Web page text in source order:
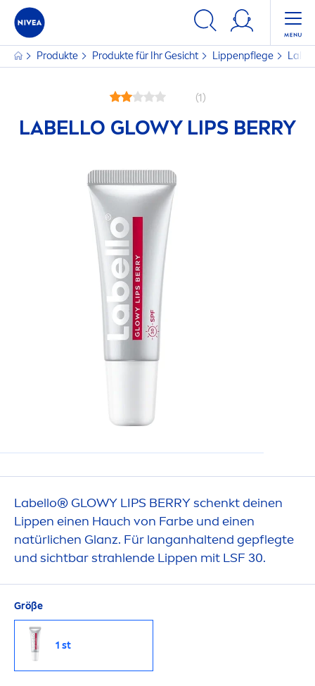
Produkte Produkte für Ihr Gesicht Lippenpflege
(1)
LABELLO GLOWY LIPS BERRY
Labello® GLOWY LIPS BERRY schenkt deinen
Lippen einen Hauch von Farbe und einen
natürlichen Glanz. Für langanhaltend gepflegte
und sichtbar strahlende Lippen mit LSF 30.
Größe
1 st